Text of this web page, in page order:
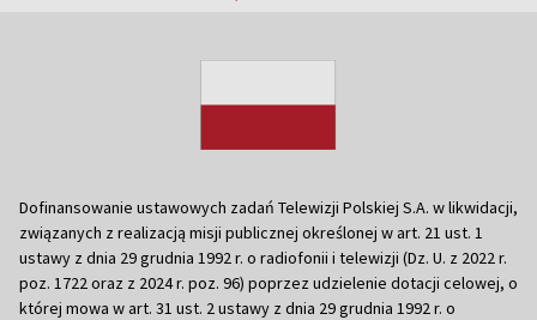
Dofinansowanie ustawowych zadań Telewizji Polskiej S.A. w likwidacji,
związanych z realizacją misji publicznej określonej w art. 21 ust. 1
ustawy z dnia 29 grudnia 1992 r. o radiofonii i telewizji (Dz. U. z 2022 r.
poz. 1722 oraz z 2024 r. poz. 96) poprzez udzielenie dotacji celowej, o
której mowa w art. 31 ust. 2 ustawy z dnia 29 grudnia 1992 r. o